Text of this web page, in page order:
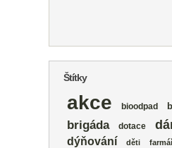
Štítky
akce bioodpad
brigáda dotace
dýňování děti